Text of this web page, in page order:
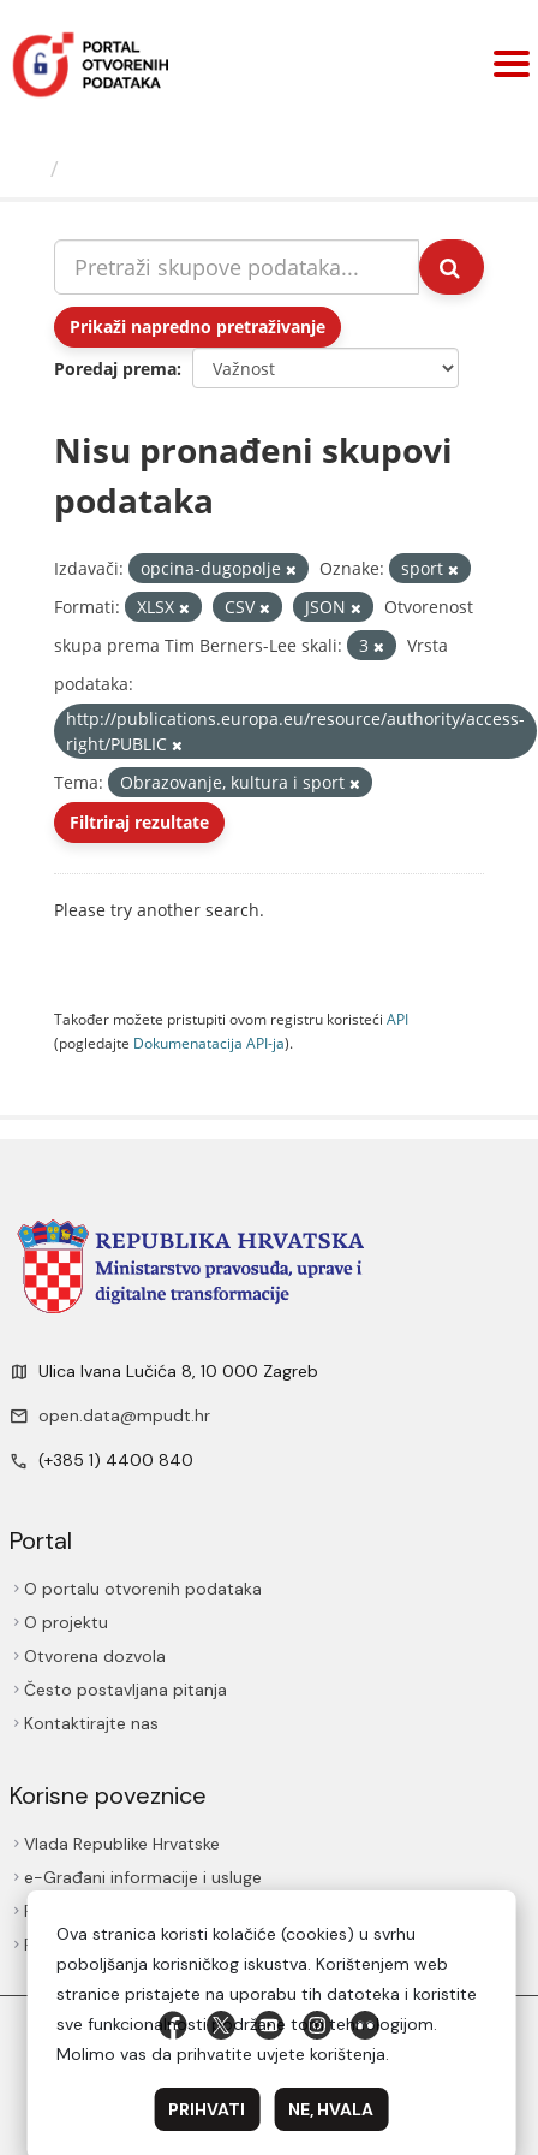
sadržaj
Prikaži napredno pretraživanje
Poredaj prema
Nisu pronađeni skupovi
podataka
Izdavači: opcina-dugopolje Oznake:
sport
Formati:
XLSX CSV JSON
Otvorenost
skupa prema Tim Berners-Lee skali:
3
Vrsta
podataka:
http://publications.europa.eu/resource/authority/access-
right/PUBLIC
Tema:
Obrazovanje, kultura i sport
Filtriraj rezultate
Please try another search.
Također možete pristupiti ovom registru koristeći API
(pogledajte Dokumenаtаcijа API-jа).